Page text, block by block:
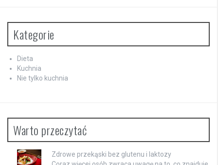
Kategorie
Dieta
Kuchnia
Nie tylko kuchnia
Warto przeczytać
Zdrowe przekąski bez glutenu i laktozy